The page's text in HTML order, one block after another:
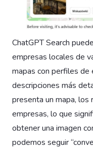
ChatGPT Search
empresas locales de
mapas con perfiles de
descripciones más
presenta un mapa, los
empresas, lo que
obtener una imagen
podemos seguir